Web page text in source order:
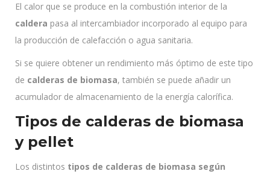
El calor que se produce en la combustión interior de la
caldera pasa al intercambiador incorporado al equipo para
la producción de calefacción o agua sanitaria.
Si se quiere obtener un rendimiento más óptimo de este tipo
de calderas de biomasa, también se puede añadir un
acumulador de almacenamiento de la energía calorífica.
Tipos de calderas de biomasa
y pellet
Los distintos tipos de calderas de biomasa según